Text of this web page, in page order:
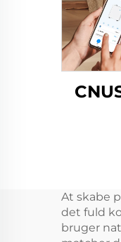
At skabe
det fuld
bruger